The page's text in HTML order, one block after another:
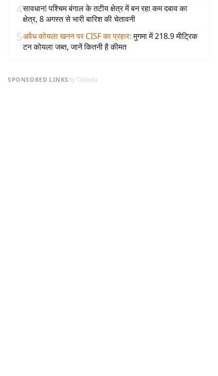
4सावधान! पश्चिम बंगाल के तटीय क्षेत्र में बन रहा कम दबाव का
क्षेत्र, 8 अगस्त से भारी बारिश की चेतावनी
5अवैध कोयला खनन पर CISF का प्रहार: मुगमा में 218.9 मीट्रिक
टन कोयला जब्त, जानें कितनी है कीमत
SPONSORED LINKSby Taboola